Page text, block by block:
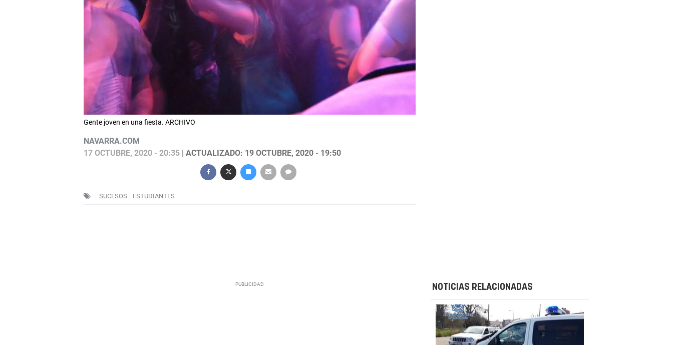
Gente joven en una fiesta. ARCHIVO
NAVARRA.COM
17 OCTUBRE, 2020 - 20:35| ACTUALIZADO: 19 OCTUBRE, 2020 - 19:50
SUCESOS ESTUDIANTES
NOTICIAS RELACIONADAS